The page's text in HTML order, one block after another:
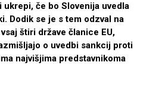
če bo Slovenija uvedla
Dodik se je s tem odzval na
štiri države članice EU,
o uvedbi sankcij proti
najvišjima predstavnikoma